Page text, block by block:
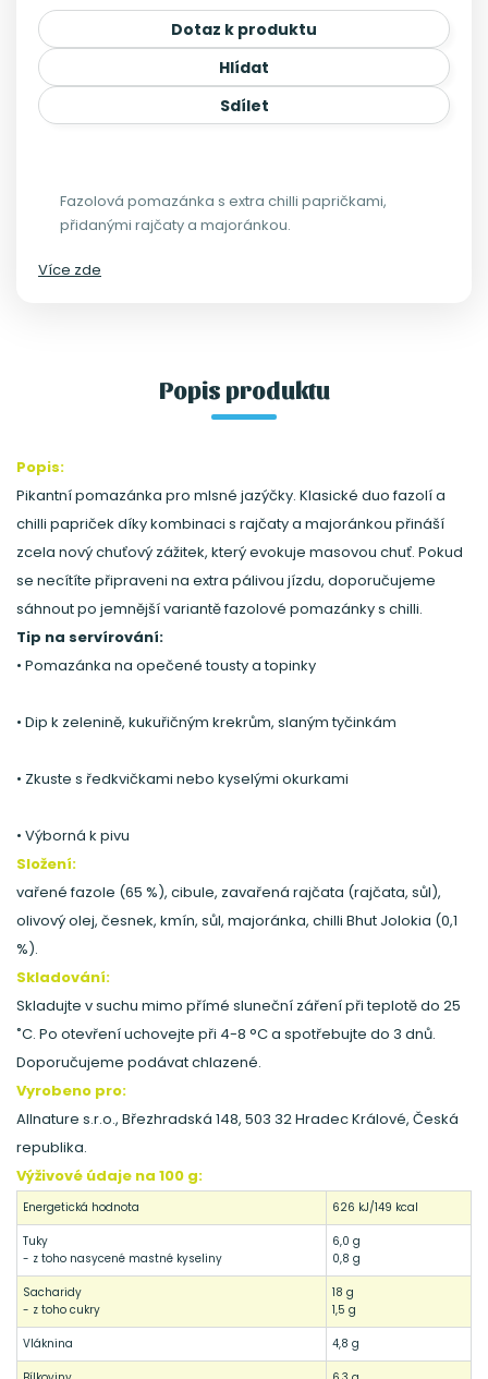
Dotaz k produktu
Hlídat
Sdílet
Fazolová pomazánka s extra chilli papričkami,
přidanými rajčaty a majoránkou.
Více zde
Popis produktu
Popis:
Pikantní pomazánka pro mlsné jazýčky. Klasické duo fazolí a
chilli papriček díky kombinaci s rajčaty a majoránkou přináší
zcela nový chuťový zážitek, který evokuje masovou chuť. Pokud
se necítíte připraveni na extra pálivou jízdu, doporučujeme
sáhnout po jemnější variantě fazolové pomazánky s chilli.
Tip na servírování:
• Pomazánka na opečené tousty a topinky
• Dip k zelenině, kukuřičným krekrům, slaným tyčinkám
• Zkuste s ředkvičkami nebo kyselými okurkami
• Výborná k pivu
Složení:
vařené fazole (65 %), cibule, zavařená rajčata (rajčata, sůl),
olivový olej, česnek, kmín, sůl, majoránka, chilli Bhut Jolokia (0,1
%).
Skladování:
Skladujte v suchu mimo přímé sluneční záření při teplotě do 25
˚C. Po otevření uchovejte při 4-8 °C a spotřebujte do 3 dnů.
Doporučujeme podávat chlazené.
Vyrobeno pro:
Allnature s.r.o., Březhradská 148, 503 32 Hradec Králové, Česká
republika.
Výživové údaje na 100 g:
Energetická hodnota 626 kJ/149 kcal
Tuky
- z toho nasycené mastné kyseliny
6,0 g
0,8 g
Sacharidy
- z toho cukry
18 g
1,5 g
Vláknina 4,8 g